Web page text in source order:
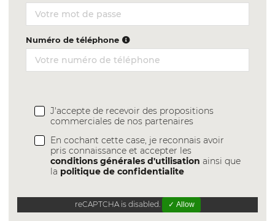
Numéro de téléphone
J'accepte de recevoir des propositions
commerciales de nos partenaires
En cochant cette case, je reconnais avoir
pris connaissance et accepter les
conditions générales d'utilisation ainsi que
la politique de confidentialite
reCAPTCHA is disabled. ✓ Allow